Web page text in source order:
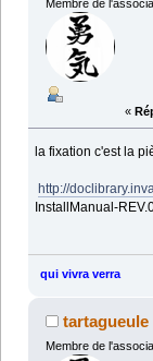
Membre de
«
la fixation c'est la
http://
InstallManual-
qui vivra verra
tartagueule
Membre de